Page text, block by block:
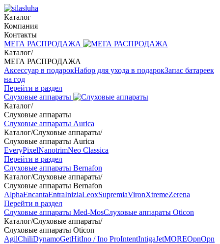
Каталог
Компания
Контакты
МЕГА РАСПРОДАЖА
Каталог/
МЕГА РАСПРОДАЖА
Аксессуар в подарокНабор для ухода в подарокЗапас батареек
на год
Перейти в раздел
Слуховые аппараты
Каталог/
Слуховые аппараты
Слуховые аппараты Aurica
Каталог/Слуховые аппараты/
Слуховые аппараты Aurica
EveryPixelNanotrimNeo Classica
Перейти в раздел
Слуховые аппараты Bernafon
Каталог/Слуховые аппараты/
Слуховые аппараты Bernafon
AlphaEncantaEntraIniziaLeoxSupremiaVironXtremeZerena
Перейти в раздел
Слуховые аппараты Med-MosСлуховые аппараты Oticon
Каталог/Слуховые аппараты/
Слуховые аппараты Oticon
AgilChiliDynamoGetHitIno / Ino ProIntentIntigaJetMOREOpnOpn